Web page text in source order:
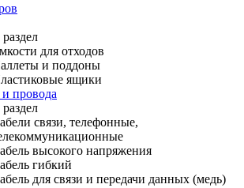
для отходов
и поддоны
ящики
провода
связи, телефонные,
высокого напряжения
гибкий
для связи и передачи данных (медь)